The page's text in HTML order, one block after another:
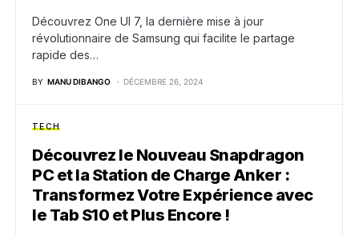
Découvrez One UI 7, la dernière mise à jour
révolutionnaire de Samsung qui facilite le partage
rapide des…
BY MANU DIBANGO DÉCEMBRE 26, 2024
TECH
Découvrez le Nouveau Snapdragon
PC et la Station de Charge Anker :
Transformez Votre Expérience avec
le Tab S10 et Plus Encore !